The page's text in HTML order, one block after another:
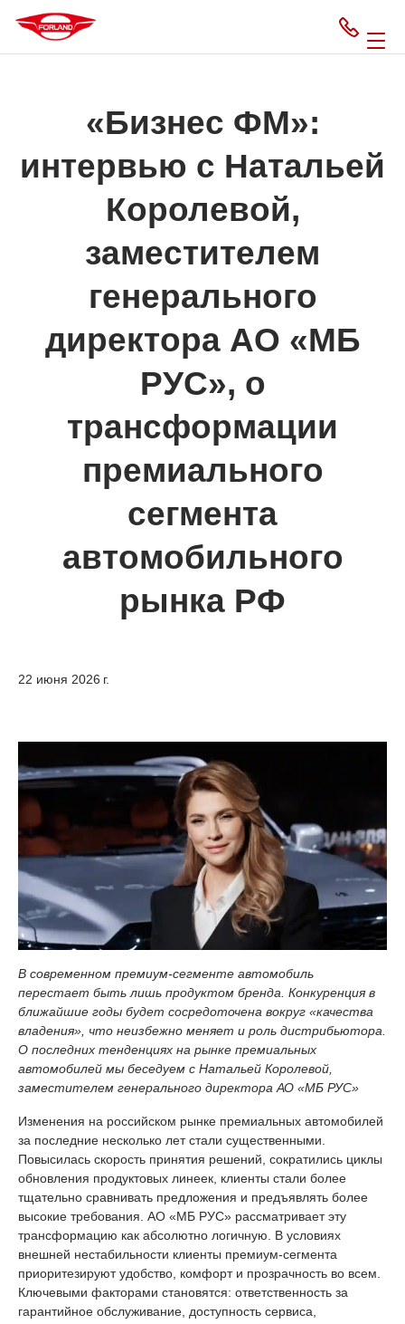
«Бизнес ФМ»:
интервью с Натальей
Королевой,
заместителем
генерального
директора АО «МБ
РУС», о
трансформации
премиального
сегмента
автомобильного
рынка РФ
22 июня 2026 г.
В современном премиум-сегменте автомобиль
перестает быть лишь продуктом бренда. Конкуренция в
ближайшие годы будет сосредоточена вокруг «качества
владения», что неизбежно меняет и роль дистрибьютора.
О последних тенденциях на рынке премиальных
автомобилей мы беседуем с Натальей Королевой,
заместителем генерального директора АО «МБ РУС»
Изменения на российском рынке премиальных автомобилей
за последние несколько лет стали существенными.
Повысилась скорость принятия решений, сократились циклы
обновления продуктовых линеек, клиенты стали более
тщательно сравнивать предложения и предъявлять более
высокие требования. АО «МБ РУС» рассматривает эту
трансформацию как абсолютно логичную. В условиях
внешней нестабильности клиенты премиум-сегмента
приоритезируют удобство, комфорт и прозрачность во всем.
Ключевыми факторами становятся: ответственность за
гарантийное обслуживание, доступность сервиса,